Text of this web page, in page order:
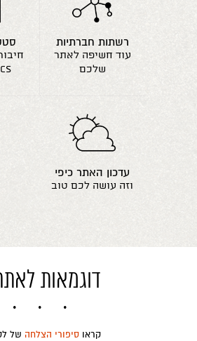
רשתות חברתיות
עוד חשיפה לאתר
שלכם
עדכון האתר כיפי
וזה עושה לכם טוב
דוגמאות
קראו סיפורי הצלחה של